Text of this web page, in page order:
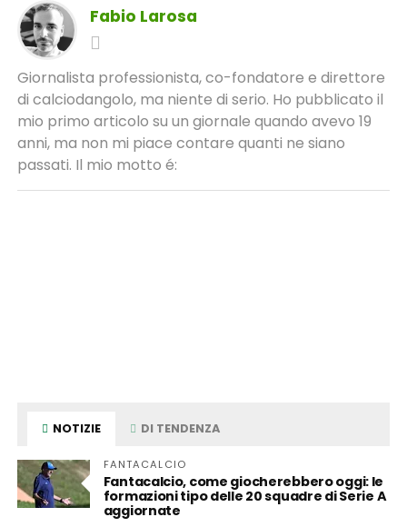
Fabio Larosa
Giornalista professionista, co-fondatore e direttore
di calciodangolo, ma niente di serio. Ho pubblicato il
mio primo articolo su un giornale quando avevo 19
anni, ma non mi piace contare quanti ne siano
passati. Il mio motto é:
NOTIZIE DI TENDENZA
FANTACALCIO
Fantacalcio, come giocherebbero oggi: le
formazioni tipo delle 20 squadre di Serie A
aggiornate